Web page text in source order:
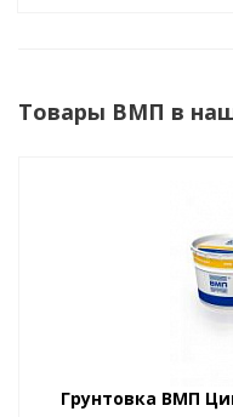
Товары ВМП в
Грунтовка ВМП